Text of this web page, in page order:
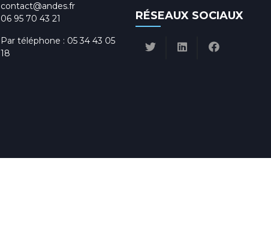
contact@andes.fr
06 95 70 43 21
Par téléphone : 05 34 43 05
18
RÉSEAUX SOCIAUX